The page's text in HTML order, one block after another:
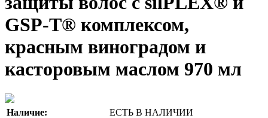
GSP-T® комплексом,
красным виноградом и
касторовым маслом 970 мл
Наличие: ЕСТЬ В НАЛИЧИИ